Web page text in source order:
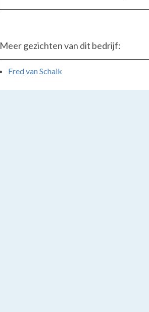
Meer gezichten van dit bedrijf:
Fred van Schaik